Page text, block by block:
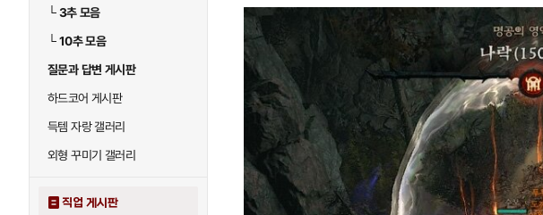
└3추 모음
└10추 모음
질문과 답변 게시판
하드코어 게시판
득템 자랑 갤러리
외형 꾸미기 갤러리
직업 게시판